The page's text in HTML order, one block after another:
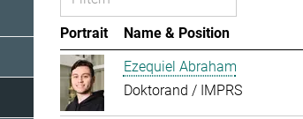
Portrait Name & Position
Ezequiel Abraham
Doktorand / IMPRS